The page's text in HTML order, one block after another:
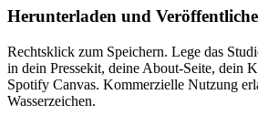
Herunterladen und
Rechtsklick zum Speichern. Lege das
in dein Pressekit, deine About-Seite, dein
Spotify Canvas. Kommerzielle Nutzung
Wasserzeichen.